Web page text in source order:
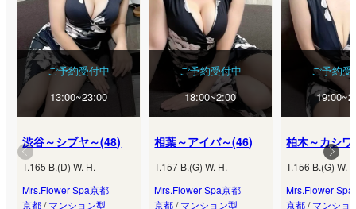
ご予約受付中
13:00~23:00
渋谷～シブヤ～(48)
T.165 B.(D) W. H.
Mrs.Flower Spa京都
京都/マンション型
ご予約受付中
18:00~2:00
相葉～アイバ～(46)
T.157 B.(G) W. H.
Mrs.Flower Spa京都
京都/マンション型
ご予約受
柏木～カシ
T.156 B.(G) W.
Mrs.Flower
京都/マンショ